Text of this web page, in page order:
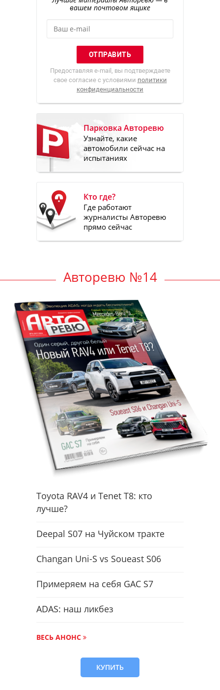
вашем почтовом ящике
Предоставляя e-mail, вы подтверждаете
свое согласие с условиями политики
конфиденциальности
Парковка Авторевю
Узнайте, какие
автомобили сейчас на
испытаниях
Кто где?
Где работают
журналисты Авторевю
прямо сейчас
Авторевю №14
Toyota RAV4 и Tenet T8: кто
лучше?
Deepal S07 на Чуйском тракте
Changan Uni-S vs Soueast S06
Примеряем на себя GAC S7
ADAS: наш ликбез
ВЕСЬ АНОНС
КУПИТЬ